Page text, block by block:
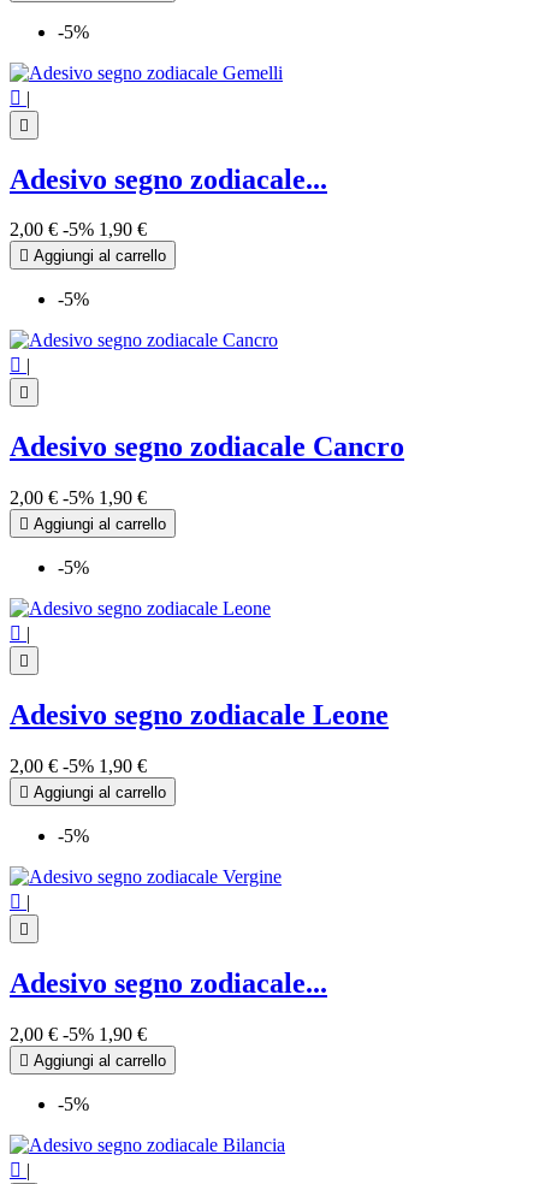
-5%
 |

Adesivo segno zodiacale...
2,00 € -5% 1,90 €
 Aggiungi al carrello
-5%
 |

Adesivo segno zodiacale Cancro
2,00 € -5% 1,90 €
 Aggiungi al carrello
-5%
 |

Adesivo segno zodiacale Leone
2,00 € -5% 1,90 €
 Aggiungi al carrello
-5%
 |

Adesivo segno zodiacale...
2,00 € -5% 1,90 €
 Aggiungi al carrello
-5%
 |